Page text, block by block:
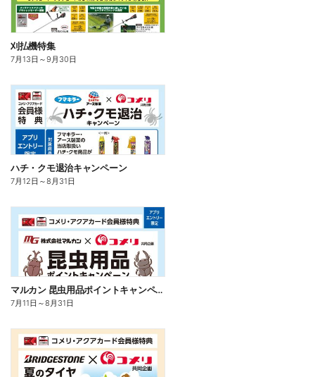
刈払機特集
7月13日 ～9月30日
ハチ・クモ退治キャンペーン
7月12日 ～8月31日
マルカン 昆虫用品ポイントキャンペーン
7月11日 ～8月31日